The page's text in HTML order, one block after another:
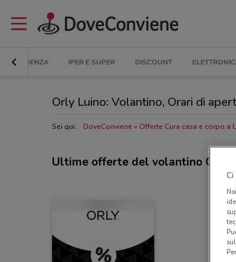
IN EVIDENZA IPER E SUPER DISCOUNT
Orly Luino: Volantino, Orari di
Sei qui: DoveConviene Offerte Cura casa e corpo a
Ultime offerte del volantino Orly